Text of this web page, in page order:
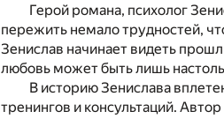
Герой романа, психолог
пережить немало трудностей,
Зенислав начинает видеть
любовь может быть лишь
В историю Зенислава
тренингов и консультаций.